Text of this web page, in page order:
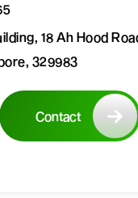
18 Ah Hood
329983
Contact